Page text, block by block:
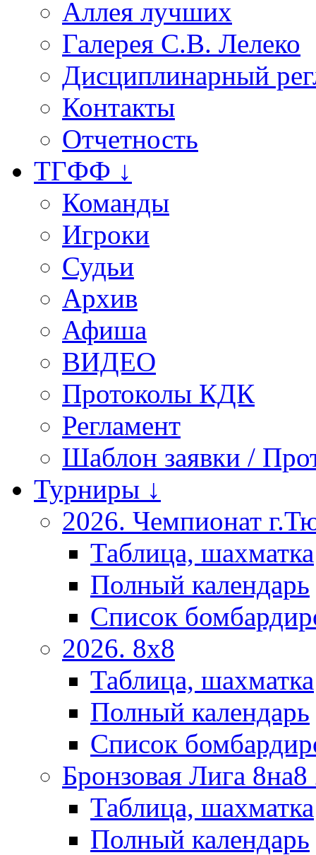
Аллея лучших
Галерея С.В. Лелеко
Дисциплинарный
Контакты
Отчетность
ТГФФ ↓
Команды
Игроки
Судьи
Архив
Афиша
ВИДЕО
Протоколы КДК
Регламент
Шаблон заявки /
Турниры ↓
2026. Чемпионат
Таблица, шахматка
Полный календарь
Список
2026. 8х8
Таблица, шахматка
Полный календарь
Список
Бронзовая Лига
Таблица, шахматка
Полный календарь